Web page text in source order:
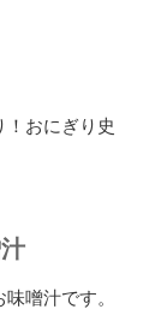
おにぎり史
噌汁です。